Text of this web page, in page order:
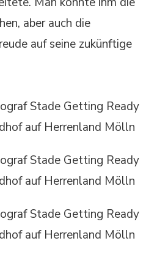
aber auch die
auf seine zukünftige